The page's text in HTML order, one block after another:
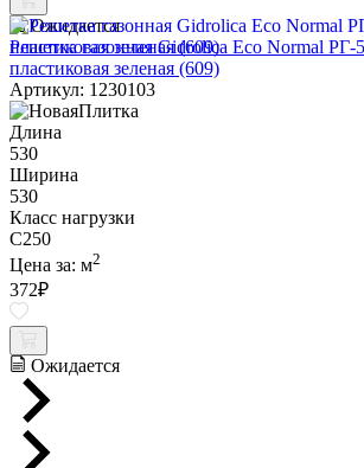
Ожидается
Решетка газонная Gidrolica Eco Normal РГ-
пластиковая зеленая (609)
Артикул: 1230103
Длина
530
Ширина
530
Класс нагрузки
C250
Цена за: м2
372₽
Ожидается